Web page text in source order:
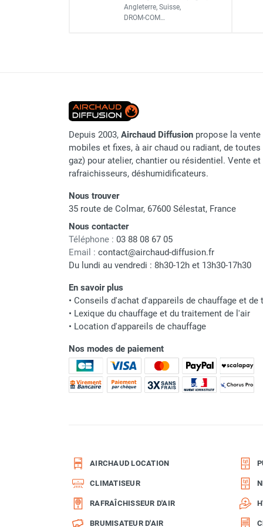
Chaudière mobile à eau
Chauffage mobile au bois
Chauffage mobile au gaz rayonnant
Rideau d'air et rideau rayonnant
Rideau d'air chaud
Rideau d'air chaud électrique
Rideau d'air chaud encastrable
Rideau d'air eau chaude
Rideau d'air chaud pour pompe à
chaleur
Rideau d'air pour portes tournantes
Rideau d'air ambiant
Rideau d'air froid
Rideau isolant thermique
infrarouge sur mât
Parasol chauffant à gaz
Parasol chauffant et radiant sur
mât électrique
Chauffe terrasse aux pellets
Chauffage infrarouge fixe mur et
plafond
Chauffage radiant électrique
Réglette et cassette rayonnante
lumineux au gaz
Chauffage radiant tube suspendu
au gaz
Code EAN
Angleterre, Suisse,
DROM-COM…
Depuis 2003, Airchaud Diffusion propose la
mobiles et fixes, à air chaud ou radiant, de
gaz) pour atelier, chantier ou résidentiel. Vente
rafraichisseurs, déshumidificateurs.
Nous trouver
35 route de Colmar, 67600 Sélestat, France
Nous contacter
Téléphone : 03 88 08 67 05
Email : contact@airchaud-diffusion.fr
Du lundi au vendredi : 8h30-12h et 13h30-17h30
En savoir plus
• Conseils d'achat d'appareils de chauffage et de
• Lexique du chauffage et du traitement de l'air
• Location d'appareils de chauffage
Nos modes de paiement
AIRCHAUD LOCATION
CLIMATISEUR
RAFRAÎCHISSEUR D'AIR
BRUMISATEUR D'AIR